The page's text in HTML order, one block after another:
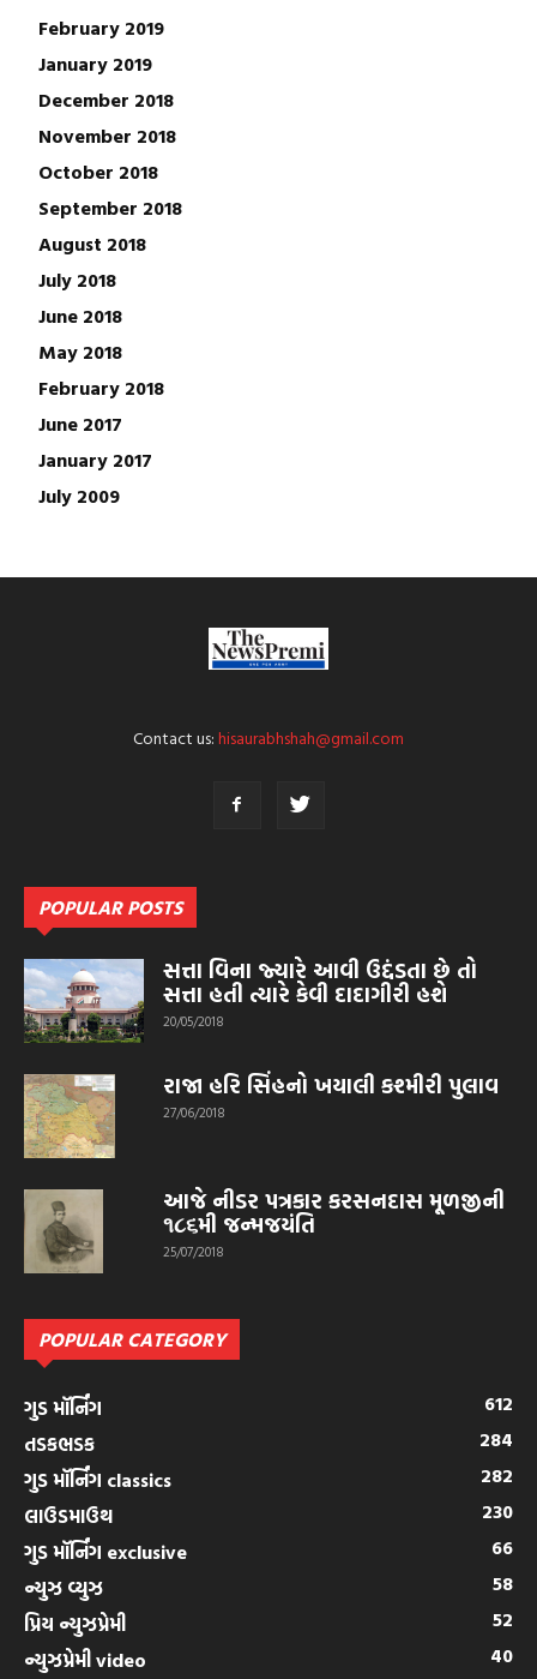
February 2019
January 2019
December 2018
November 2018
October 2018
September 2018
August 2018
July 2018
June 2018
May 2018
February 2018
June 2017
January 2017
July 2009
Contact us:hisaurabhshah@gmail.com
POPULAR POSTS
સત્તા વિના જ્યારે આવી ઉદ્દંડતા છે તો
સત્તા હતી ત્યારે કેવી દાદાગીરી હશે
20/05/2018
રાજા હરિ સિંહનો ખયાલી કશ્મીરી પુલાવ
27/06/2018
આજે નીડર પત્રકાર કરસનદાસ મૂળજીની
૧૮૬મી જન્મજયંતિ
25/07/2018
POPULAR CATEGORY
ગુડ મૉર્નિંગ
612
તડકભડક
284
ગુડ મૉર્નિંગ classics
282
લાઉડમાઉથ
230
ગુડ મૉર્નિંગ exclusive
66
ન્યુઝ વ્યુઝ
58
પ્રિય ન્યુઝપ્રેમી
52
ન્યુઝપ્રેમી video
40